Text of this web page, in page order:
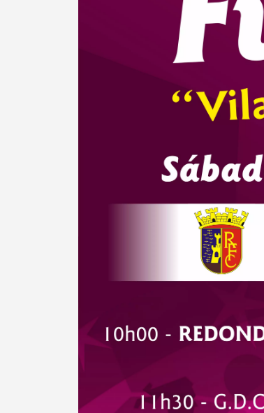
Termo de Pesquisa
Categorias gerais
Filtros